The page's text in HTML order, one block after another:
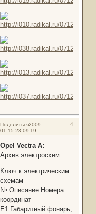
Поделиться 4
2009-
01-15 23:09:19
Opel Vectra A:
Архив электросхем
Ключ к электрическим
схемам
№ Описание Номера
координат
Е1 Габаритный фонарь,